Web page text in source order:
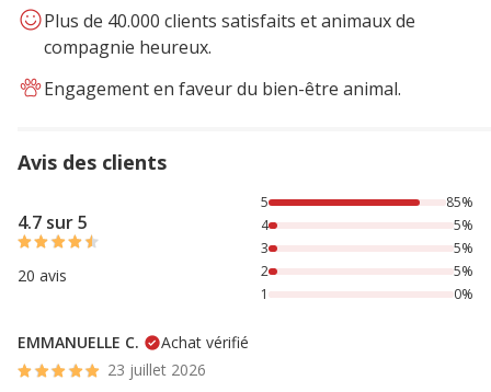
Plus de 40.000 clients satisfaits et animaux de
compagnie heureux.
Engagement en faveur du bien-être animal.
Avis des clients
4.7 sur 5
20 avis
85% des personnes lont noté avec {1} étoiles, 5% des
5
85%
4
5%
3
5%
2
5%
1
0%
EMMANUELLE C.
Achat vérifié
23 juillet 2026